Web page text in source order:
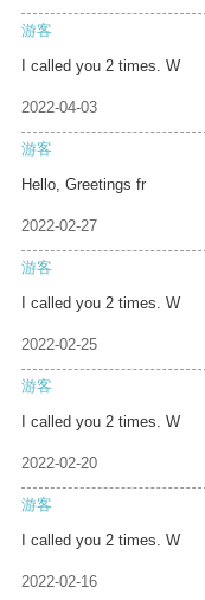
游客
I called you 2 times. W
2022-04-03
游客
Hello, Greetings fr
2022-02-27
游客
I called you 2 times. W
2022-02-25
游客
I called you 2 times. W
2022-02-20
游客
I called you 2 times. W
2022-02-16